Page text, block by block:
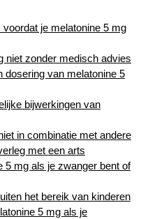
je melatonine 5 mg
niet zonder medisch advies
dosering van melatonine 5
bijwerkingen van
in combinatie met andere
met een arts
5 mg als je zwanger bent of
het bereik van kinderen
5 mg als je